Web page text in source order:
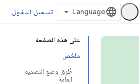
تسجيل الدخول
على هذه الصفحة
ملخّص
طُرق وضع التصميم
العامة